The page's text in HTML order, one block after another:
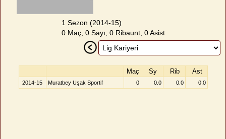
1 Sezon (2014-15)
0 Maç, 0 Sayı, 0 Ribaunt, 0 Asist
Maç Sy Rib Ast
2014-15 Muratbey Uşak Sportif 0 0.0 0.0 0.0